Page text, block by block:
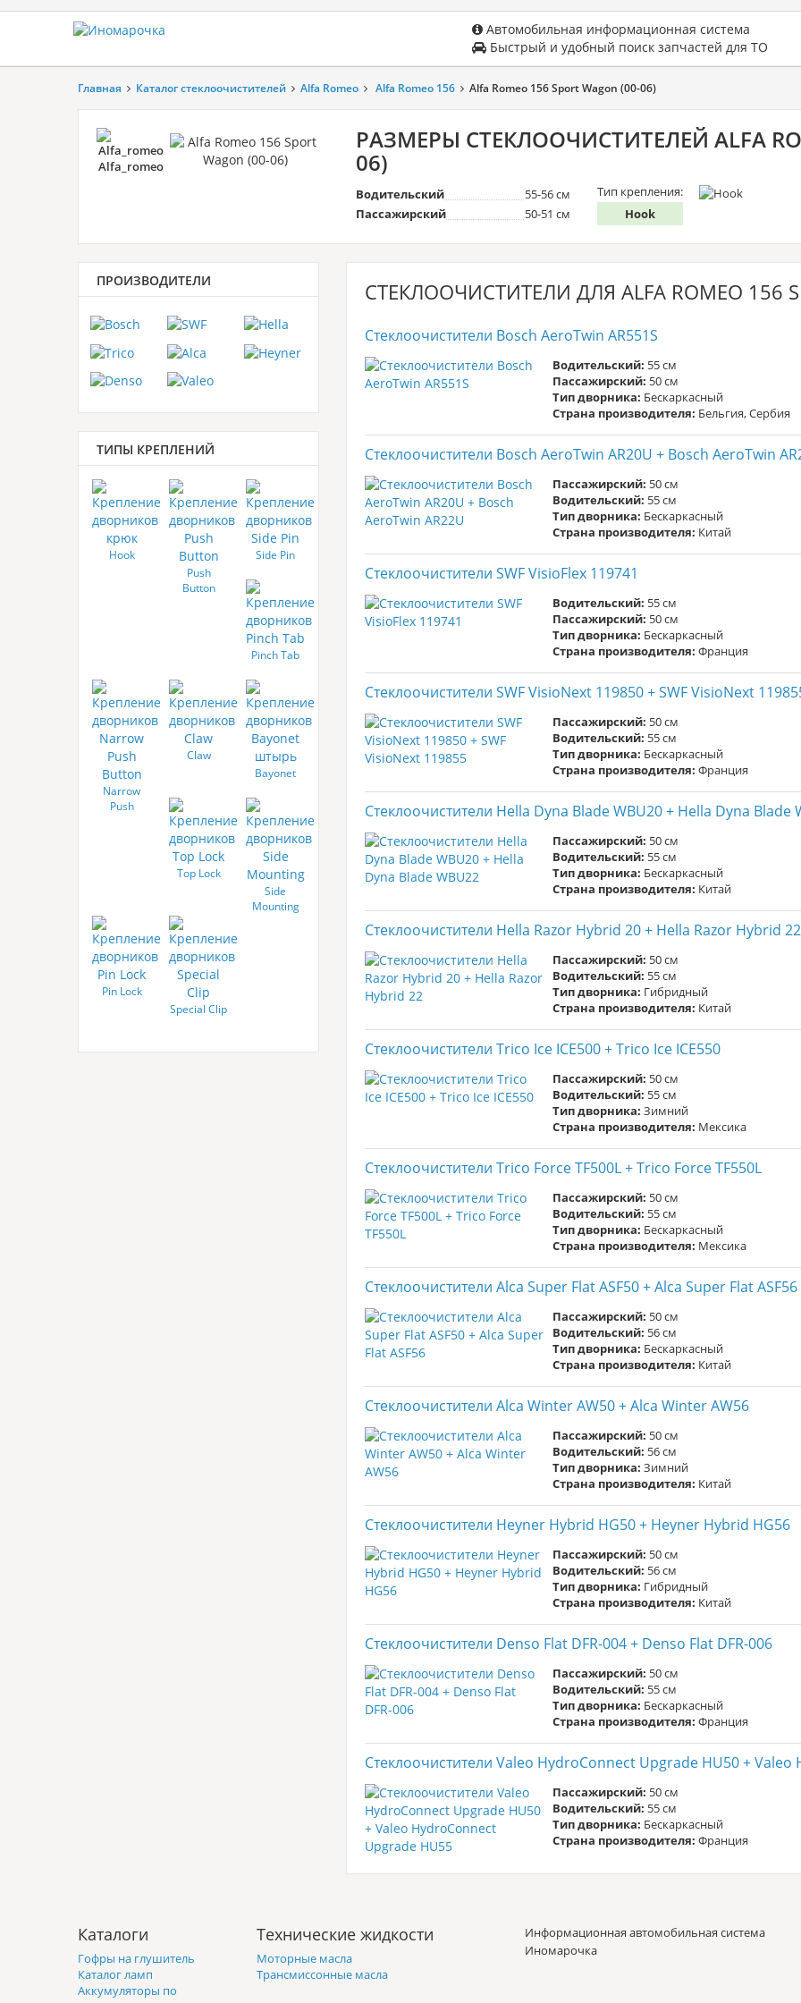
Автомобильная информационная система
Быстрый и удобный поиск запчастей для ТО
Главная Каталог стеклоочистителей Alfa Romeo Alfa Romeo 156 Alfa Romeo 156 Sport Wagon (00-06)
Alfa_romeo
РАЗМЕРЫ СТЕКЛООЧИСТИТЕЛЕЙ ALFA
06)
Водительский
55-56 см
Пассажирский
50-51 см
Тип крепления:
Hook
ПРОИЗВОДИТЕЛИ
ТИПЫ КРЕПЛЕНИЙ
Hook
Push
Button
Side Pin
Pinch Tab
Narrow
Push
Claw
Bayonet
Top Lock
Side
Mounting
Pin Lock
Special Clip
СТЕКЛООЧИСТИТЕЛИ ДЛЯ ALFA ROMEO 156
Стеклоочистители Bosch AeroTwin AR551S
Водительский: 55 см
Пассажирский: 50 см
Тип дворника: Бескаркасный
Страна производителя: Бельгия, Сербия
Стеклоочистители Bosch AeroTwin AR20U + Bosch AeroTwin
Пассажирский: 50 см
Водительский: 55 см
Тип дворника: Бескаркасный
Страна производителя: Китай
Стеклоочистители SWF VisioFlex 119741
Водительский: 55 см
Пассажирский: 50 см
Тип дворника: Бескаркасный
Страна производителя: Франция
Стеклоочистители SWF VisioNext 119850 + SWF VisioNext
Пассажирский: 50 см
Водительский: 55 см
Тип дворника: Бескаркасный
Страна производителя: Франция
Стеклоочистители Hella Dyna Blade WBU20 + Hella Dyna Blade
Пассажирский: 50 см
Водительский: 55 см
Тип дворника: Бескаркасный
Страна производителя: Китай
Стеклоочистители Hella Razor Hybrid 20 + Hella Razor Hybrid 22
Пассажирский: 50 см
Водительский: 55 см
Тип дворника: Гибридный
Страна производителя: Китай
Стеклоочистители Trico Ice ICE500 + Trico Ice ICE550
Пассажирский: 50 см
Водительский: 55 см
Тип дворника: Зимний
Страна производителя: Мексика
Стеклоочистители Trico Force TF500L + Trico Force TF550L
Пассажирский: 50 см
Водительский: 55 см
Тип дворника: Бескаркасный
Страна производителя: Мексика
Стеклоочистители Alca Super Flat ASF50 + Alca Super Flat ASF56
Пассажирский: 50 см
Водительский: 56 см
Тип дворника: Бескаркасный
Страна производителя: Китай
Стеклоочистители Alca Winter AW50 + Alca Winter AW56
Пассажирский: 50 см
Водительский: 56 см
Тип дворника: Зимний
Страна производителя: Китай
Стеклоочистители Heyner Hybrid HG50 + Heyner Hybrid HG56
Пассажирский: 50 см
Водительский: 56 см
Тип дворника: Гибридный
Страна производителя: Китай
Стеклоочистители Denso Flat DFR-004 + Denso Flat DFR-006
Пассажирский: 50 см
Водительский: 55 см
Тип дворника: Бескаркасный
Страна производителя: Франция
Стеклоочистители Valeo HydroConnect Upgrade HU50 +
Пассажирский: 50 см
Водительский: 55 см
Тип дворника: Бескаркасный
Страна производителя: Франция
Каталоги
Гофры на глушитель
Каталог ламп
Аккумуляторы по
Технические жидкости
Моторные масла
Трансмиссонные масла
Информационная автомобильная система
Иномарочка